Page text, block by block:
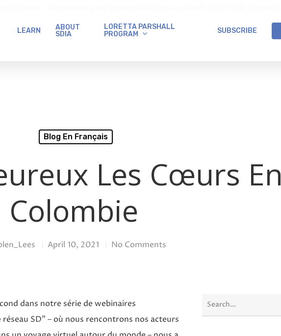
LEARN
ABOUT
SDIA
LORETTA PARSHALL
PROGRAM
SUBSCRIBE
Blog En Français
Les Cœurs En
Colombie
April 10, 2021 No Comments
dans notre série de webinaires
SD” – où nous rencontrons nos acteurs